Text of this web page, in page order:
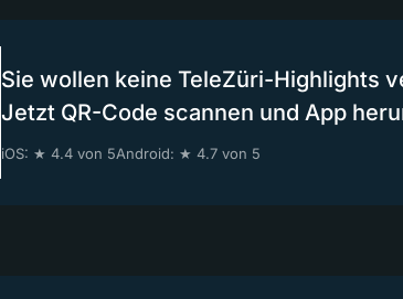
Sie wollen keine TeleZüri-Highlights
Jetzt QR-Code scannen und App
iOS: ★ 4.4 von 5Android: ★ 4.7 von 5